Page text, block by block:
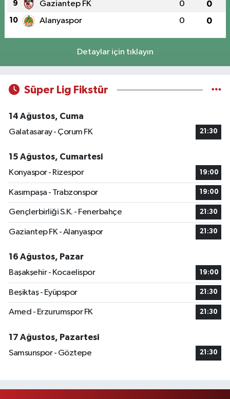
9 Gaziantep FK 0 0
10 Alanyaspor 0 0
Detaylar için tıklayın
Süper Lig Fikstür
14 Ağustos, Cuma
Galatasaray - Çorum FK
21:30
15 Ağustos, Cumartesi
Konyaspor - Rizespor
19:00
Kasımpaşa - Trabzonspor 19:00
Gençlerbirliği S.K. - Fenerbahçe 21:30
Gaziantep FK - Alanyaspor 21:30
16 Ağustos, Pazar
Başakşehir - Kocaelispor
19:00
Beşiktaş - Eyüpspor 21:30
Amed - Erzurumspor FK 21:30
17 Ağustos, Pazartesi
Samsunspor - Göztepe
21:30